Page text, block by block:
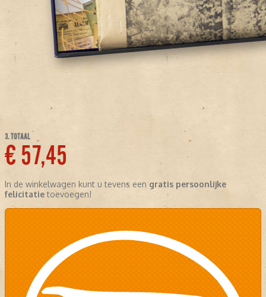
3. TOTAAL
€ 57,45
In de winkelwagen kunt u tevens een gratis persoonlijke
felicitatietoevoegen!